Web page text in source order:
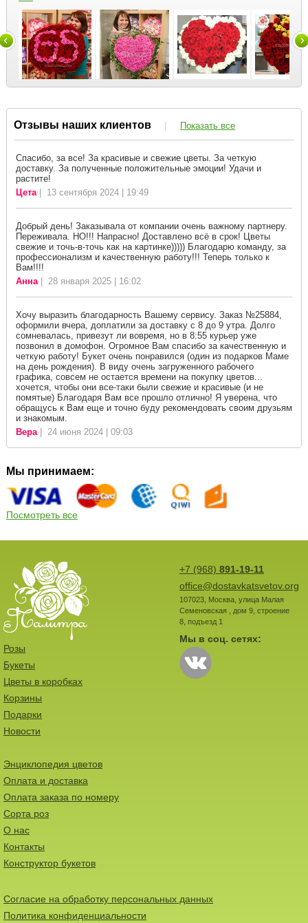
Отзывы наших клиентов | Показать все
Спасибо, за все! За красивые и свежие цветы. За четкую
доставку. За полученные положительные эмоции! Удачи и
растите!
Цета| 13 сентября 2024 | 19:49
Добрый день! Заказывала от компании очень важному партнеру.
Переживала. НО!!! Напрасно! Доставлено всё в срок! Цветы
свежие и точь-в-точь как на картинке))))) Благодарю команду, за
профессионализм и качественную работу!!! Теперь только к
Вам!!!!
Анна| 28 января 2025 | 16:02
Хочу выразить благодарность Вашему сервису. Заказ №25884,
оформили вчера, доплатили за доставку с 8 до 9 утра. Долго
сомневалась, привезут ли вовремя, но в 8:55 курьер уже
позвонил в домофон. Огромное Вам спасибо за качественную и
четкую работу! Букет очень понравился (один из подарков Маме
на день рождения). В виду очень загруженного рабочего
графика, совсем не остается времени на покупку цветов...
хочется, чтобы они все-таки были свежие и красивые (и не
помятые) Благодаря Вам все прошло отлично! Я уверена, что
обращусь к Вам еще и точно буду рекомендовать своим друзьям
и знакомым.
Вера| 24 июня 2024 | 09:03
Мы принимаем:
Посмотреть все
+7 (968) 891-19-11
office@dostavkatsvetov.org
107023, Москва, улица Малая
Семеновская , дом 9, строение
8, подъезд 1
Мы в соц. сетях:
Розы
Букеты
Цветы в коробках
Корзины
Подарки
Новости
Энциклопедия цветов
Оплата и доставка
Оплата заказа по номеру
Сорта роз
О нас
Контакты
Конструктор букетов
Согласие на обработку персональных данных
Политика конфиденциальности